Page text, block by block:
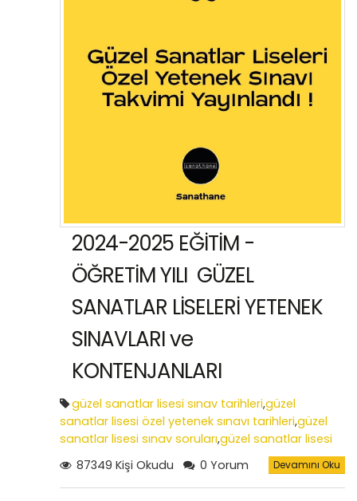
2024-2025 EĞİTİM -
ÖĞRETİM YILI GÜZEL
SANATLAR LİSELERİ YETENEK
SINAVLARI ve
KONTENJANLARI
güzel sanatlar lisesi sınav tarihleri,güzel
sanatlar lisesi özel yetenek sınavı tarihleri,güzel
sanatlar lisesi sınav soruları,güzel sanatlar lisesi
özel yetenek sınavında gerekli araç ve
gereçler ,özel yetenek sınavı soruları
2022 yılı özel
yetenek sınavı sonuçları,güzel sanatlar lisesi
87349 Kişi Okudu 0 Yorum Devamını Oku